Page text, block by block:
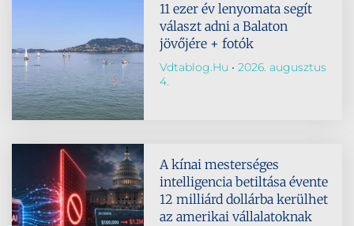
11 ezer év lenyomata segít
választ adni a Balaton
jövőjére + fotók
Vdtablog.hu
2026. augusztus
4.
A kínai mesterséges
intelligencia betiltása évente
12 milliárd dollárba kerülhet
az amerikai vállalatoknak